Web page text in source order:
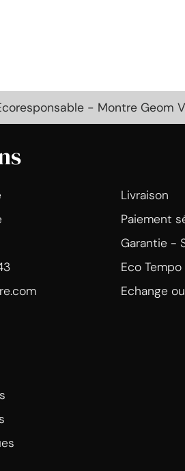
- Montre Geom
Livraison
Paiement
Garantie -
Eco
Echange